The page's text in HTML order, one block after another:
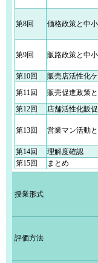
第8回 価格政策と中
第9回 販路政策と中
第10回
販売店活性化
第11回
販売促進政策
第12回
店舗活性化販
第13回 営業マン活動
第14回
理解度確認
第15回
まとめ
授業形式
評価方法